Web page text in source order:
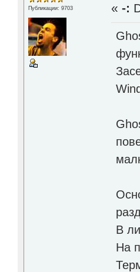
Публикации: 9703 «-:
В
На